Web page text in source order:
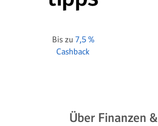
Bis zu 7,5 %
Cashback
Über Finanzen &